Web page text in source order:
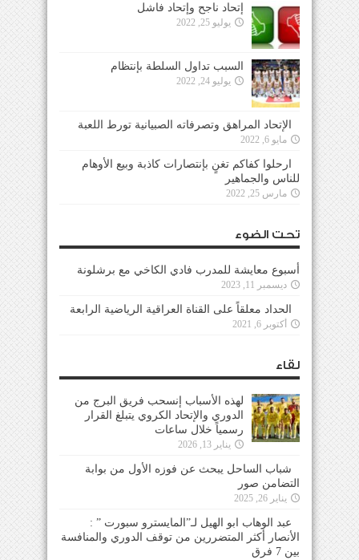
إتحاد ناجح وإتحاد فاشل
يوليو 25, 2022
السبب تداول السلطة بإنتظام
يوليو 24, 2022
الإتحاد المراهق وتصرفاته الصبيانية تورط اللعبة
مايو 6, 2022
ارحلوا كفاكم تغنٍ بإنتصارات كاذبة وبيع الأوهام
للناس والجماهير
مارس 25, 2022
تحت الضوء
أسبوع معايشة للمدرب فادي الكاخي مع برشلونة
ديسمبر 11, 2023
الحداد معلقاً على القناة العراقية الرياضية الرابعة
أكتوبر 6, 2021
لقاء
لهذه الأسباب إنسحب فريق البرج من
الدوري والإتحاد الكروي يتبلغ القرار
رسمياً خلال ساعات
يناير 13, 2026
شباب الساحل يبحث عن فوزه الأول من بوابة
التضامن صور
يناير 26, 2025
عبد الوهاب ابو الهيل لـ”المايسترو سبورت ” :
الأنصار أكثر المتضررين من توقف الدوري والمنافسة
بين 7 فرق